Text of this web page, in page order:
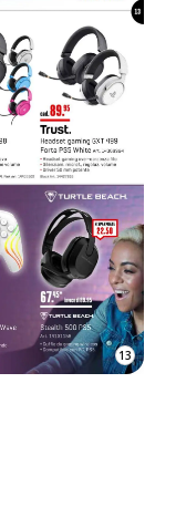
13